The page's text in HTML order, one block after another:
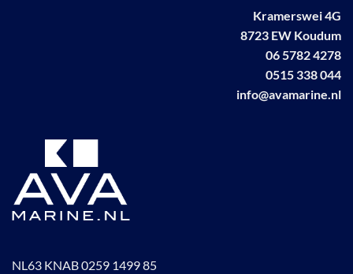
Kramerswei 4G
8723 EW Koudum
06 5782 4278
0515 338 044
info@avamarine.nl
NL63 KNAB 0259 1499 85